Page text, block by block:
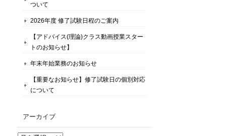
ついて
2026年度 修了試験日程のご案内
【アドバイス(理論)クラス動画授業スター
トのお知らせ】
年末年始業務のお知らせ
【重要なお知らせ】修了試験日の個別対応
について
アーカイブ